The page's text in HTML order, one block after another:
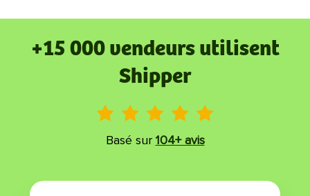
+15 000 vendeurs utilisent
Shipper
Basé sur 104+ avis